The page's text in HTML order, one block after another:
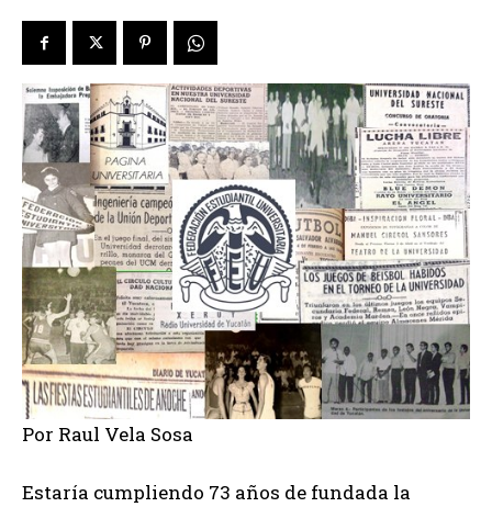
Por Raul Vela Sosa
Estaría cumpliendo 73 años de fundada la